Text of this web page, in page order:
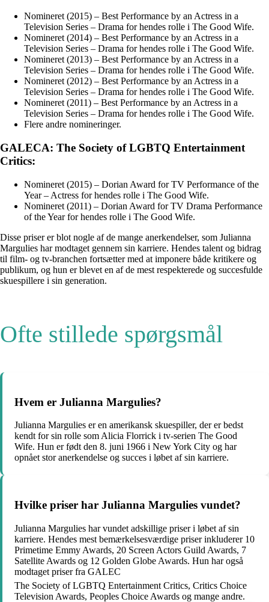
Nomineret (2015) – Best Performance by an Actress in a
Television Series – Drama for hendes rolle i The Good Wife.
Nomineret (2014) – Best Performance by an Actress in a
Television Series – Drama for hendes rolle i The Good Wife.
Nomineret (2013) – Best Performance by an Actress in a
Television Series – Drama for hendes rolle i The Good Wife.
Nomineret (2012) – Best Performance by an Actress in a
Television Series – Drama for hendes rolle i The Good Wife.
Nomineret (2011) – Best Performance by an Actress in a
Television Series – Drama for hendes rolle i The Good Wife.
Flere andre nomineringer.
GALECA: The Society of LGBTQ Entertainment
Critics:
Nomineret (2015) – Dorian Award for TV Performance of the
Year – Actress for hendes rolle i The Good Wife.
Nomineret (2011) – Dorian Award for TV Drama Performance
of the Year for hendes rolle i The Good Wife.
Disse priser er blot nogle af de mange anerkendelser, som Julianna
Margulies har modtaget gennem sin karriere. Hendes talent og bidrag
til film- og tv-branchen fortsætter med at imponere både kritikere og
publikum, og hun er blevet en af de mest respekterede og succesfulde
skuespillere i sin generation.
Ofte stillede spørgsmål
Hvem er Julianna Margulies?
Julianna Margulies er en amerikansk skuespiller, der er bedst
kendt for sin rolle som Alicia Florrick i tv-serien The Good
Wife. Hun er født den 8. juni 1966 i New York City og har
opnået stor anerkendelse og succes i løbet af sin karriere.
Hvilke priser har Julianna Margulies vundet?
Julianna Margulies har vundet adskillige priser i løbet af sin
karriere. Hendes mest bemærkelsesværdige priser inkluderer 10
Primetime Emmy Awards, 20 Screen Actors Guild Awards, 7
Satellite Awards og 12 Golden Globe Awards. Hun har også
modtaget priser fra GALEC
The Society of LGBTQ Entertainment Critics, Critics Choice
Television Awards, Peoples Choice Awards og mange andre.